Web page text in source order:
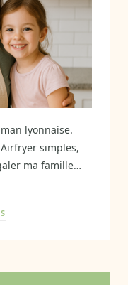
lyonnaise.
simples,
ma famille…